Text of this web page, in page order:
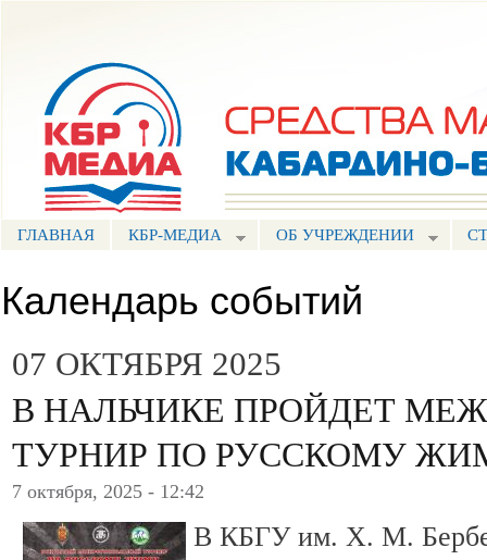
ГЛАВНАЯ КБР-МЕДИА ОБ УЧРЕЖДЕНИИ
Календарь событий
07 ОКТЯБРЯ 2025
В НАЛЬЧИКЕ ПРОЙДЕТ
ТУРНИР ПО РУССКОМУ
7 октября, 2025 - 12:42
В КБГУ им. Х. М.